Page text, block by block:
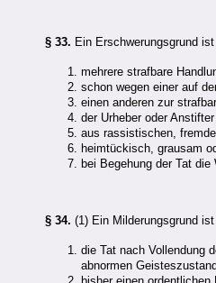
§ 33. Ein Erschwerungsgrund
mehrere strafbare
schon wegen einer auf
einen anderen zur
der Urheber oder
aus rassistischen,
heimtückisch, grausam
bei Begehung der Tat
§ 34. (1) Ein Milderungsgrund
die Tat nach Vollendung
abnormen